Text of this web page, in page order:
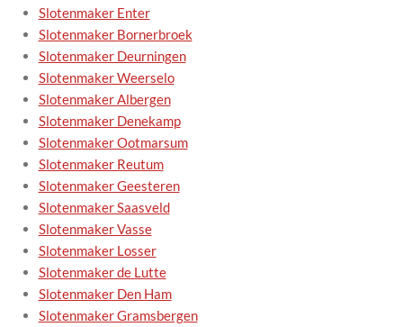
Slotenmaker Enter
Slotenmaker Bornerbroek
Slotenmaker Deurningen
Slotenmaker Weerselo
Slotenmaker Albergen
Slotenmaker Denekamp
Slotenmaker Ootmarsum
Slotenmaker Reutum
Slotenmaker Geesteren
Slotenmaker Saasveld
Slotenmaker Vasse
Slotenmaker Losser
Slotenmaker de Lutte
Slotenmaker Den Ham
Slotenmaker Gramsbergen